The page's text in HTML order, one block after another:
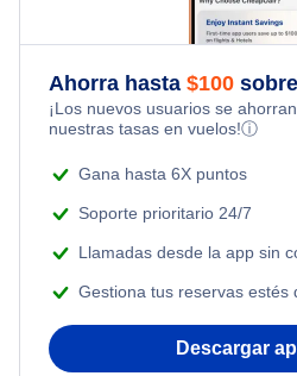
Flights Under $199
Flights from Toronto to Shanghai
Flights from Nueva York to Milán
Flights from Nueva York to
Flights from Nueva York to Atenas
Romantic Vacations
Adventure Vacations
Beach Vacations
Ahorra hasta $100
¡Los nuevos usuarios se
nuestras tasas en vuelos!ⓘ
Gana hasta 6X puntos
Soporte prioritario 24/7
Llamadas desde la app sin
Gestiona tus reservas estés
Descargar